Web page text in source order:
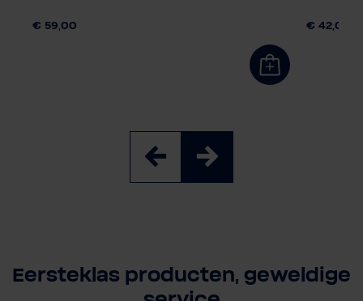
€ 59,00 € 42,00
Eersteklas producten, geweldige